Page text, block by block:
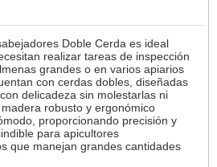
Doble Cerda es ideal
realizar tareas de inspección
grandes o en varios apiarios
con cerdas dobles, diseñadas
delicadeza sin molestarlas ni
robusto y ergonómico
proporcionando precisión y
para apicultores
que manejan grandes cantidades